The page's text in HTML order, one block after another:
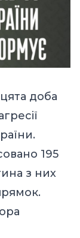
доба
195
з них